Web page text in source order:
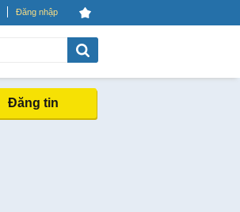
Đăng nhập
Đăng tin